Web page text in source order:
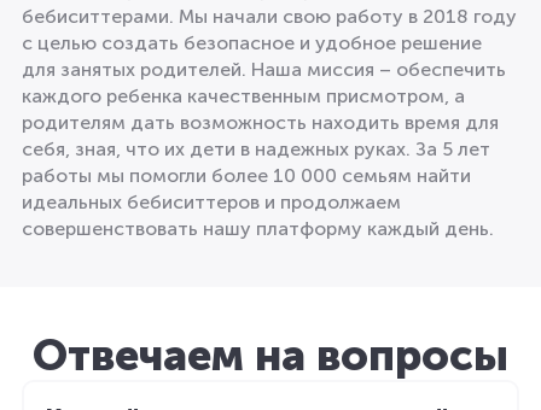
бебиситтерами. Мы начали свою работу в 2018 году
с целью создать безопасное и удобное решение
для занятых родителей. Наша миссия – обеспечить
каждого ребенка качественным присмотром, а
родителям дать возможность находить время для
себя, зная, что их дети в надежных руках. За 5 лет
работы мы помогли более 10 000 семьям найти
идеальных бебиситтеров и продолжаем
совершенствовать нашу платформу каждый день.
Отвечаем на вопросы